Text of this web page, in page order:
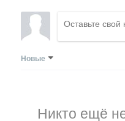
Новые
Никто ещё